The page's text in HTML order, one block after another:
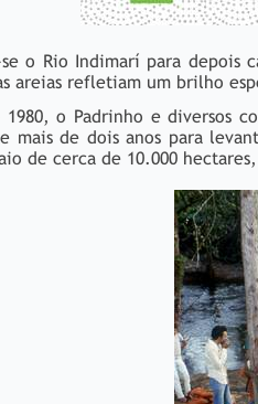
se o Rio Indimarí para
areias refletiam um brilho
o Padrinho e diversos
mais de dois anos para
de cerca de 10.000